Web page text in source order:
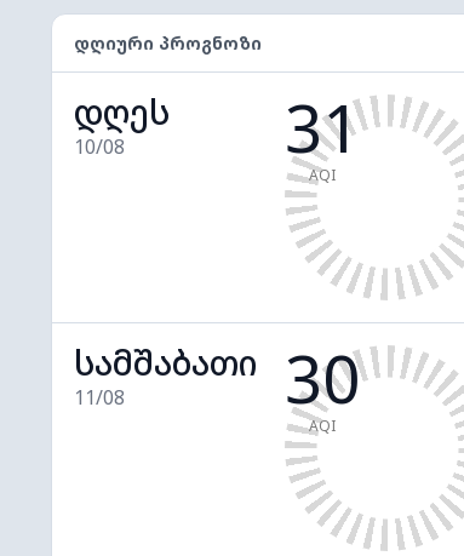
ᲓᲦᲘᲣᲠᲘ ᲞᲠᲝᲒᲜᲝᲖᲘ
დღეს
10/08 31
AQI
სამშაბათი
11/08 30
AQI